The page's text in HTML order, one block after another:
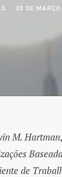
30 DE
M. Hartman
de